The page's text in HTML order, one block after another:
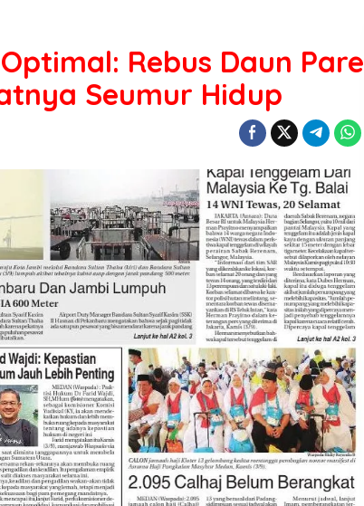
Rebus Daun Pare
Seumur Hidup